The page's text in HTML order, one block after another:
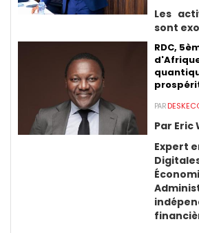
Les
sont
RDC,
PAR
Par Eric
Expert